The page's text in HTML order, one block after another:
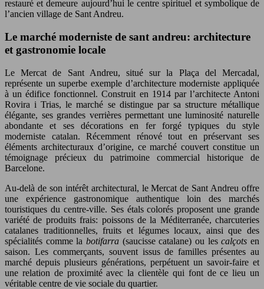
restauré et demeure aujourd’hui le centre spirituel et symbolique de
l’ancien village de Sant Andreu.
Le marché moderniste de sant andreu: architecture
et gastronomie locale
Le Mercat de Sant Andreu, situé sur la Plaça del Mercadal,
représente un superbe exemple d’architecture moderniste appliquée
à un édifice fonctionnel. Construit en 1914 par l’architecte Antoni
Rovira i Trias, le marché se distingue par sa structure métallique
élégante, ses grandes verrières permettant une luminosité naturelle
abondante et ses décorations en fer forgé typiques du style
moderniste catalan. Récemment rénové tout en préservant ses
éléments architecturaux d’origine, ce marché couvert constitue un
témoignage précieux du patrimoine commercial historique de
Barcelone.
Au-delà de son intérêt architectural, le Mercat de Sant Andreu offre
une expérience gastronomique authentique loin des marchés
touristiques du centre-ville. Ses étals colorés proposent une grande
variété de produits frais: poissons de la Méditerranée, charcuteries
catalanes traditionnelles, fruits et légumes locaux, ainsi que des
spécialités comme la botifarra (saucisse catalane) ou lescalçotsen
saison. Les commerçants, souvent issus de familles présentes au
marché depuis plusieurs générations, perpétuent un savoir-faire et
une relation de proximité avec la clientèle qui font de ce lieu un
véritable centre de vie sociale du quartier.